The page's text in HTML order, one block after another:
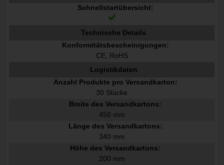
Schnellstartübersicht:
Technische Details
Konformitätsbescheinigungen:
CE, RoHS
Logistikdaten
Anzahl Produkte pro Versandkarton:
30 Stücke
Breite des Versandkartons:
450 mm
Länge des Versandkartons:
340 mm
Höhe des Versandkartons:
200 mm